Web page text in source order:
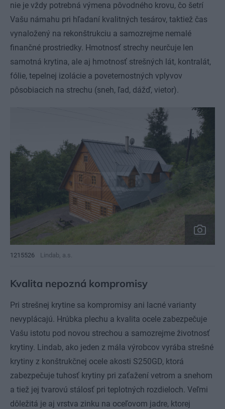
nie je vždy potrebná výmena pôvodného krovu, čo šetrí
Vašu námahu pri hľadaní kvalitných tesárov, taktiež čas
vynaložený na rekonštrukciu a samozrejme nemalé
finančné prostriedky. Hmotnosť strechy neurčuje len
samotná krytina, ale aj hmotnosť strešných lát, kontralát,
fólie, tepelnej izolácie a poveternostných vplyvov
pôsobiacich na strechu (sneh, ľad, dážď, vietor).
1215526 Lindab, a.s.
Kvalita nepozná kompromisy
Pri strešnej krytine sa kompromisy ani lacné varianty
nevyplácajú. Hrúbka plechu a kvalita ocele zabezpečuje
Vašu istotu pod novou strechou a samozrejme životnosť
krytiny. Lindab, ako jeden z mála výrobcov vyrába strešné
krytiny z konštrukčnej ocele akosti S250GD, ktorá
zabezpečuje tuhosť krytiny pri zaťažení vetrom a snehom
a tiež jej tvarovú stálosť pri teplotných rozdieloch. Veľmi
dôležitá je aj vrstva zinku na oceľovom jadre, ktorej